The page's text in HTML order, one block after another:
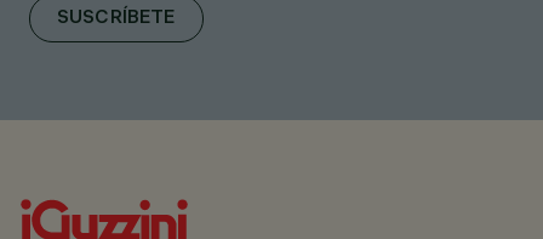
SUSCRÍBETE